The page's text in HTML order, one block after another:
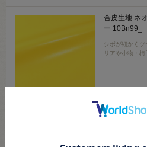
合皮生地 ネ
ー 10Bn99_
シボが細かく
リアや小物・椅